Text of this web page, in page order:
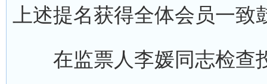
上述提名获得全体会员一致
在监票人李媛同志检查